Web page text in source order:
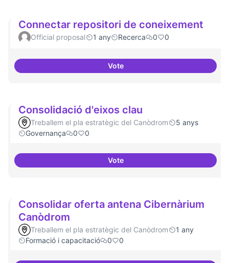
Connectar repositori de coneixement
Official proposal 1 any Recerca 0 0
VoteConnectar repositori de
Consolidació d'eixos clau
Treballem el pla estratègic del Canòdrom
5 anys
Governança
0 0
VoteConsolidació d'eixos clau
Consolidar oferta antena Cibernàrium
Canòdrom
Treballem el pla estratègic del Canòdrom
1 any
Formació i capacitació
0 0